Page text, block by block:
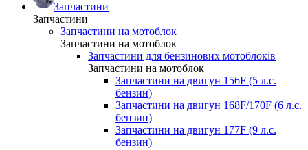
Запчастини
Запчастини
Запчастини на мотоблок
Запчастини на мотоблок
Запчастини для бензинових мотоблоків
Запчастини на мотоблок
Запчастини на двигун 156F (5 л.с.
бензин)
Запчастини на двигун 168F/170F (6 л.с.
бензин)
Запчастини на двигун 177F (9 л.с.
бензин)